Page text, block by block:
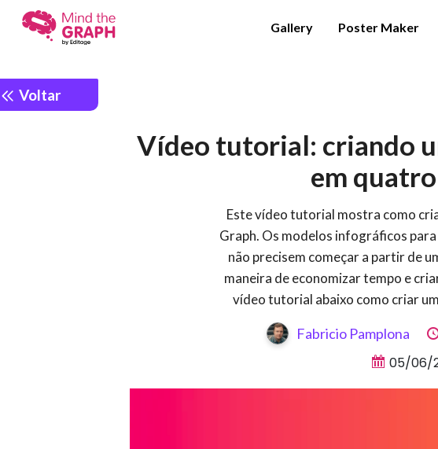
Gallery Poster Maker
Voltar
Vídeo tutorial: criando
em
Este vídeo tutorial mostra como
Graph. Os modelos infográficos
não precisem começar a partir de
maneira de economizar tempo e
vídeo tutorial abaixo como criar
Fabricio Pamplona
05/06/